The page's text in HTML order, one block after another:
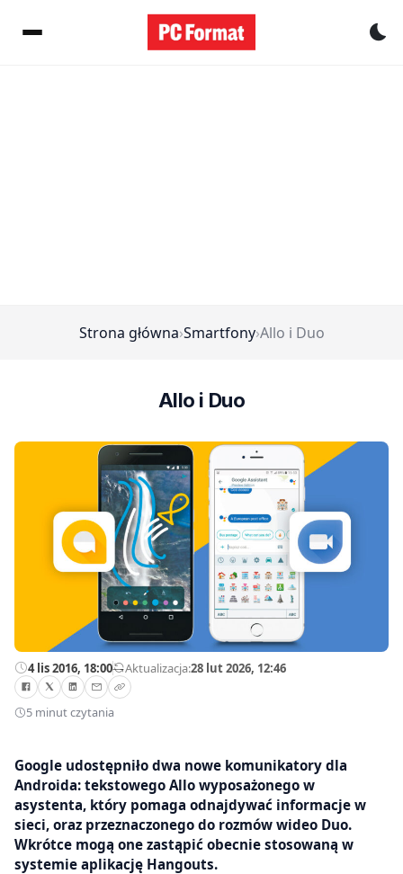
Strona główna›Smartfony›Allo i Duo
Allo i Duo
4 lis 2016, 18:00—Aktualizacja:28 lut 2026, 12:46
5 minut czytania
Google udostępniło dwa nowe komunikatory dla
Androida: tekstowego Allo wyposażonego w
asystenta, który pomaga odnajdywać informacje w
sieci, oraz przeznaczonego do rozmów wideo Duo.
Wkrótce mogą one zastąpić obecnie stosowaną w
systemie aplikację Hangouts.